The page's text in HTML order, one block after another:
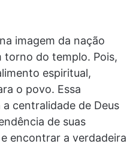
imagem da nação
torno do templo. Pois,
espiritual,
o povo. Essa
centralidade de Deus
de suas
encontrar a verdadeira